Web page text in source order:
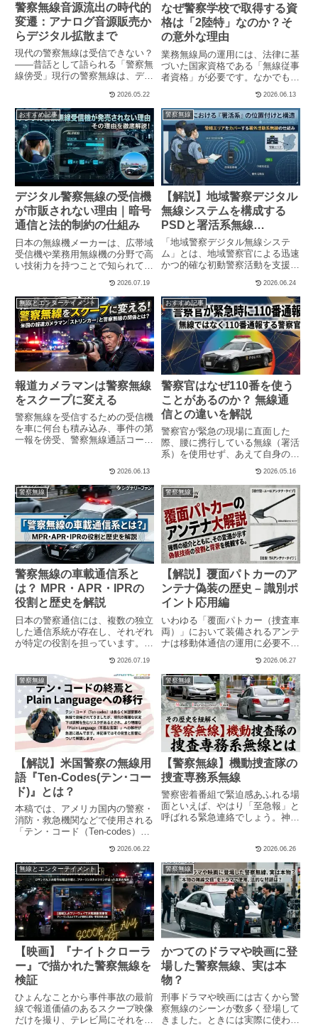
警察無線音源流出の時代的
変遷：アナログ音源販売か
らデジタル拡散まで
現代の警察無線は受信できない？
——昔話として語られる「警察無
線傍受」現行の警察無線は、デジ
通信システムが採用されており、
もはや一般人が技術的に受信（≒
復調）することは不可能です。そ
れでは、「警察無線を受信し
た」...
2026.05.22
なぜ警察学校で取得する資
格は「2陸特」なのか？そ
の意外な理由
業務無線局の運用には、法律に基
づいた国家資格である「無線従事
者資格」が必要です。なかでも、
る“プロ資格”は、陸上特殊無線技
士・陸上無線技術士・海上無線通
信士・航空無線通信士など、全部
で19種類が指定されています。
プ...
2026.06.13
おすすめ記事
デジタル警察無線の受信機
が市販されない理由｜暗号
通信と法的制約の仕組み
日本の無線機メーカーは、広帯域
受信機や業務用無線機の分野で高
い技術力を持つことで知られてい
察無線を受信できる市販受信機」
は存在しないのでしょうか。今回
は、デジタル警察無線の受信機が
市販されない理由について、暗
号...
2026.07.19
警察無線
【解説】地域警察デジタル
無線システムを構成する
PSDと署活系無線
（PSW）
「地域警察デジタル無線システ
ム」とは、地域警察官による迅速
かつ的確な初動警察活動を支援す
の道府県警察で順次整備が進めら
れた通信システムです。従来の地
域警察活動では、署活系無線機
（SW）による音声通信のみの運
用...
2026.06.24
無線とエンターテイメント
報道カメラマンは警察無線
をスクープに変える
警察無線を受信するための受信機
を車に何台も積み込み、事件の第
一報を傍受、警察無線通話コード
（報道カメラマン）の主人公を描
いた映画『ナイトクローラー』。
毎晩のように他人の不幸の瞬間
を...
2026.06.13
おすすめ記事
警察官はなぜ110番を使う
ことがあるのか？ 無線通
信との違いを解説
警察官が緊急の現場に直面した
際、腰に携行している無線（署活
系）を使用せず、あえて自身の所
で直接110番通報を行うケースが
あります。このような対応が取ら
れるのは、一体なぜなのでしょう
か。記事のポイントこの記事の
内...
2026.05.16
警察無線
警察無線の車載通信系と
は？ MPR・APR・IPRの
役割と歴史を解説
日本の警察通信には、複数の独立
した通信系統が存在し、それぞれ
が特定の役割を担っています。こ
持ち、主に警察車両などへの指令
に使われる車載通信系（基幹
系）、パトカーに搭載される無線
機について解説します。【注意事
項】...
2026.07.19
警察無線
【解説】覆面パトカーのア
ンテナ偽装の歴史 – 識別ポ
イント応用編
いわゆる「覆面パトカー（捜査車
両）」において装備されるアンテ
ナは移動体通信の運用に必要不可
の偽装や秘匿が常に重要と言え
る。本稿は、覆面パトカーに用い
られるアンテナの種類を解説する
とともに、その変遷が示す偽装技
術...
2026.06.27
警察無線
【解説】米国警察の無線用
語『Ten-Codes(テン･コー
ド)』とは？
本稿では、アメリカ国内の警察・
消防・救急機関などで使用される
「テン・コード（Ten-codes）」
線では、「Ten-codes（テン・コ
ード）」と呼ばれる略式通話コー
ドが現在でも多くの機関で使用さ
れている。これ...
2026.06.22
警察無線
【警察無線】機動捜査隊の
捜査専務系無線
警察密着番組で緊迫感あふれる場
面といえば、やはり「至急報」と
呼ばれる緊急連絡でしょう。神奈
話」と「至急通話」の2種類に分
類されています。このうち至急通
話とは、「特に急を要する通話
で、...
2026.06.26
無線とエンターテイメント
【映画】『ナイトクローラ
ー』で描かれた警察無線を
検証
ひょんなことから事件事故の最前
線で報道価値のあるスクープ映像
だけを撮り、テレビ局にそれを売
警察無線
かつてのドラマや映画に登
場した警察無線、実は本
物？
刑事ドラマや映画には古くから警
察無線のシーンが数多く登場して
きました。ときには実際に使われ